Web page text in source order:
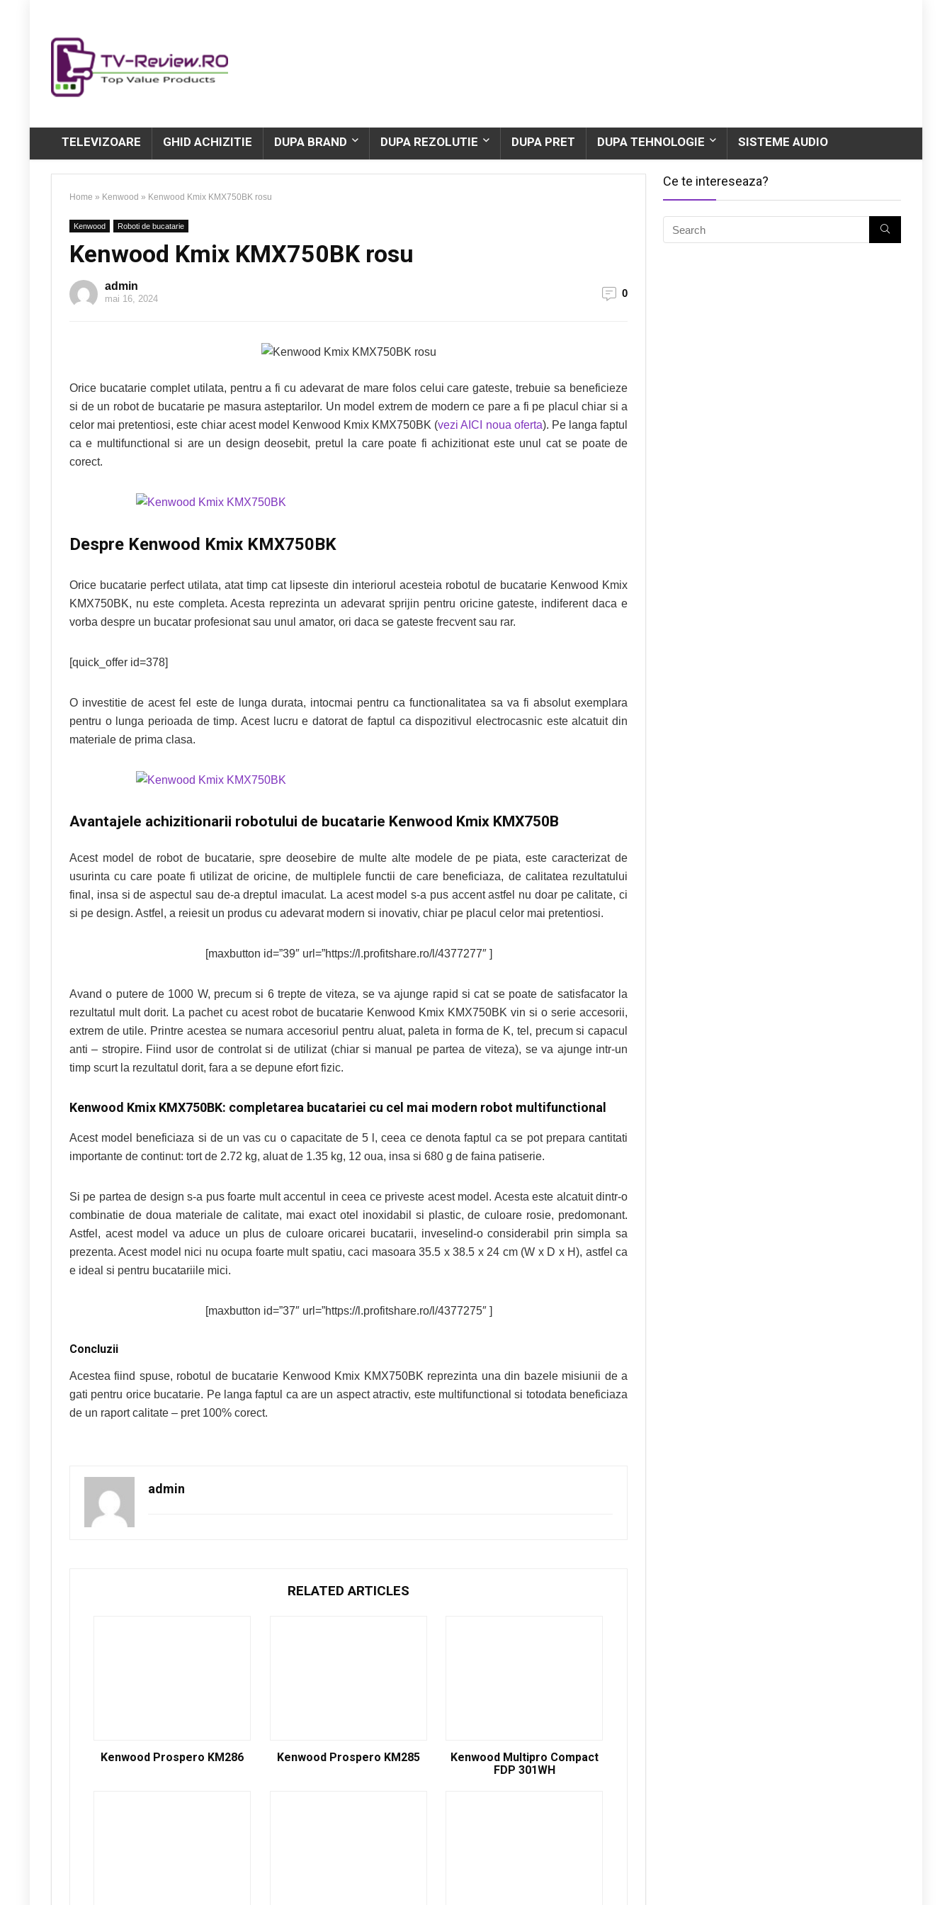
TELEVIZOARE GHID ACHIZITIE DUPA BRAND DUPA REZOLUTIE DUPA PRET DUPA TEHNOLOGIE SISTEME AUDIO
Home » Kenwood » Kenwood Kmix KMX750BK rosu
Kenwood Roboti de bucatarie
Kenwood Kmix KMX750BK rosu
admin
mai 16, 2024 0
Orice bucatarie complet utilata, pentru a fi cu adevarat de mare folos celui care gateste, trebuie sa beneficieze
si de un robot de bucatarie pe masura asteptarilor. Un model extrem de modern ce pare a fi pe placul chiar si a
celor mai pretentiosi, este chiar acest model Kenwood Kmix KMX750BK (vezi AICI noua oferta). Pe langa faptul
ca e multifunctional si are un design deosebit, pretul la care poate fi achizitionat este unul cat se poate de
corect.
Despre Kenwood Kmix KMX750BK
Orice bucatarie perfect utilata, atat timp cat lipseste din interiorul acesteia robotul de bucatarie Kenwood Kmix
KMX750BK, nu este completa. Acesta reprezinta un adevarat sprijin pentru oricine gateste, indiferent daca e
vorba despre un bucatar profesionat sau unul amator, ori daca se gateste frecvent sau rar.
[quick_offer id=378]
O investitie de acest fel este de lunga durata, intocmai pentru ca functionalitatea sa va fi absolut exemplara
pentru o lunga perioada de timp. Acest lucru e datorat de faptul ca dispozitivul electrocasnic este alcatuit din
materiale de prima clasa.
Avantajele achizitionarii robotului de bucatarie Kenwood Kmix KMX750B
Acest model de robot de bucatarie, spre deosebire de multe alte modele de pe piata, este caracterizat de
usurinta cu care poate fi utilizat de oricine, de multiplele functii de care beneficiaza, de calitatea rezultatului
final, insa si de aspectul sau de-a dreptul imaculat. La acest model s-a pus accent astfel nu doar pe calitate, ci
si pe design. Astfel, a reiesit un produs cu adevarat modern si inovativ, chiar pe placul celor mai pretentiosi.
[maxbutton id=”39″ url=”https://l.profitshare.ro/l/4377277″ ]
Avand o putere de 1000 W, precum si 6 trepte de viteza, se va ajunge rapid si cat se poate de satisfacator la
rezultatul mult dorit. La pachet cu acest robot de bucatarie Kenwood Kmix KMX750BK vin si o serie accesorii,
extrem de utile. Printre acestea se numara accesoriul pentru aluat, paleta in forma de K, tel, precum si capacul
anti – stropire. Fiind usor de controlat si de utilizat (chiar si manual pe partea de viteza), se va ajunge intr-un
timp scurt la rezultatul dorit, fara a se depune efort fizic.
Kenwood Kmix KMX750BK: completarea bucatariei cu cel mai modern robot multifunctional
Acest model beneficiaza si de un vas cu o capacitate de 5 l, ceea ce denota faptul ca se pot prepara cantitati
importante de continut: tort de 2.72 kg, aluat de 1.35 kg, 12 oua, insa si 680 g de faina patiserie.
Si pe partea de design s-a pus foarte mult accentul in ceea ce priveste acest model. Acesta este alcatuit dintr-o
combinatie de doua materiale de calitate, mai exact otel inoxidabil si plastic, de culoare rosie, predomonant.
Astfel, acest model va aduce un plus de culoare oricarei bucatarii, inveselind-o considerabil prin simpla sa
prezenta. Acest model nici nu ocupa foarte mult spatiu, caci masoara 35.5 x 38.5 x 24 cm (W x D x H), astfel ca
e ideal si pentru bucatariile mici.
[maxbutton id=”37″ url=”https://l.profitshare.ro/l/4377275″ ]
Concluzii
Acestea fiind spuse, robotul de bucatarie Kenwood Kmix KMX750BK reprezinta una din bazele misiunii de a
gati pentru orice bucatarie. Pe langa faptul ca are un aspect atractiv, este multifunctional si totodata beneficiaza
de un raport calitate – pret 100% corect.
admin
RELATED ARTICLES
Kenwood Prospero KM286 Kenwood Prospero KM285
Kenwood Multipro Compact
FDP 301WH
Ce te intereseaza?